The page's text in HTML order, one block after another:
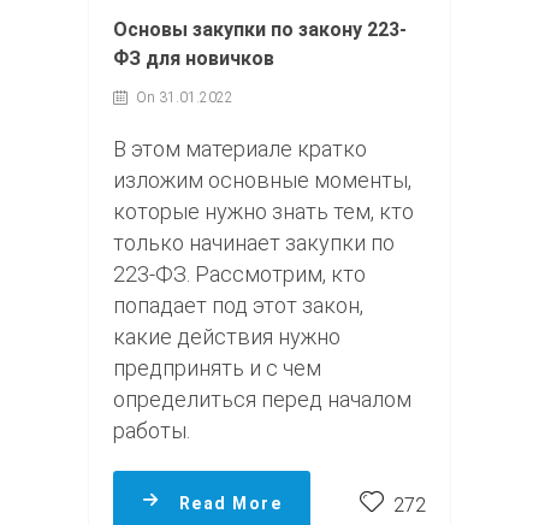
Основы закупки по закону 223-
ФЗ для новичков
On 31.01.2022
В этом материале кратко
изложим основные моменты,
которые нужно знать тем, кто
только начинает закупки по
223-ФЗ. Рассмотрим, кто
попадает под этот закон,
какие действия нужно
предпринять и с чем
определиться перед началом
работы.
Read More 272